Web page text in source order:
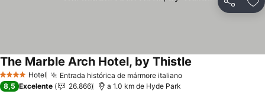
Partilhar
4 EstrelasHotel Entrada histórica de mármore italiano
The Marble Arch Hotel, by Thistle
8,5 Excelente 26.866 a 1.0 km de Hyde Park